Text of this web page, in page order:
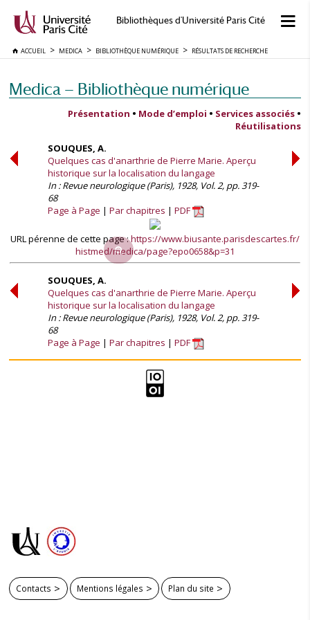
Bibliothèques d'Université Paris Cité
ACCUEIL MEDICA BIBLIOTHÈQUE NUMÉRIQUE RÉSULTATS DE RECHERCHE
Medica — Bibliothèque numérique
Présentation • Mode d’emploi • Services associés •
Réutilisations
SOUQUES, A.
Quelques cas d'anarthrie de Pierre Marie. Aperçu
historique sur la localisation du langage
In : Revue neurologique (Paris), 1928, Vol. 2, pp. 319-
68
Page à Page
Par chapitres PDF
URL pérenne de cette page :https://www.biusante.parisdescartes.fr/
histmed/medica/page?epo0658&p=31
SOUQUES, A.
Quelques cas d'anarthrie de Pierre Marie. Aperçu
historique sur la localisation du langage
In : Revue neurologique (Paris), 1928, Vol. 2, pp. 319-
68
Page à Page
Par chapitres PDF
Contacts Mentions légales Plan du site